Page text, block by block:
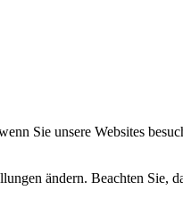
Sie unsere Websites
ändern. Beachten Sie,